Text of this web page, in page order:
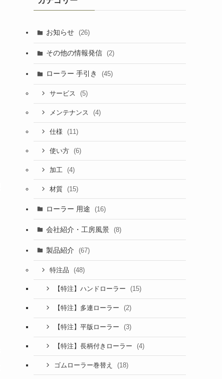
お知らせ (26)
その他の情報発信 (2)
ローラー 手引き (45)
サービス (5)
メンテナンス (4)
仕様 (11)
使い方 (6)
加工 (4)
材質 (15)
ローラー 用途 (16)
会社紹介・工房風景 (8)
製品紹介 (67)
特注品 (48)
【特注】ハンドローラー (15)
【特注】多連ローラー (2)
【特注】平版ローラー (3)
【特注】長柄付きローラー (4)
ゴムローラー巻替え (18)